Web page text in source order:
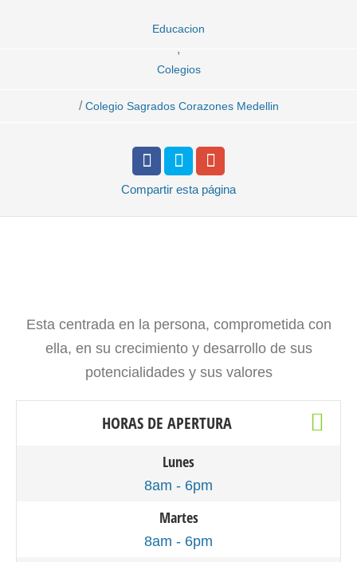
Educacion
,
Colegios
/ Colegio Sagrados Corazones Medellin
Compartir esta página
Esta centrada en la persona, comprometida con
ella, en su crecimiento y desarrollo de sus
potencialidades y sus valores
HORAS DE APERTURA
Lunes
8am - 6pm
Martes
8am - 6pm